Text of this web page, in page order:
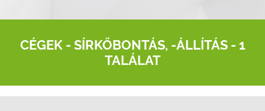
CÉGEK - SÍRKŐBONTÁS, -ÁLLÍTÁS- 1
TALÁLAT